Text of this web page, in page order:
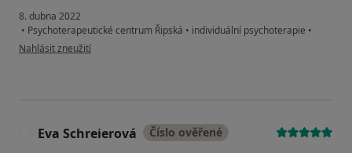
8. dubna 2022
• Psychoterapeutické centrum Řipská • individuální psychoterapie •
podle názoru uživatele L.H
Nahlásit zneužití
Eva Schreierová Číslo ověřené